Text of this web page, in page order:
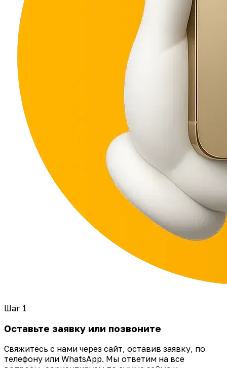
Шаг 1
Оставьте заявку или позвоните
Свяжитесь с нами через сайт, оставив заявку, по
телефону или WhatsApp. Мы ответим на все